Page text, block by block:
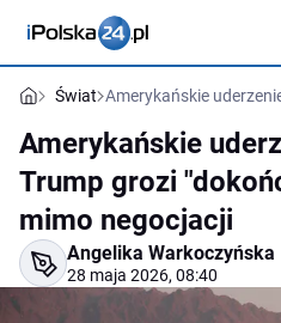
Świat Amerykańskie
Amerykańskie
Trump grozi
mimo negocjacji
Angelika Warkoczyńska
28 maja 2026, 08:40